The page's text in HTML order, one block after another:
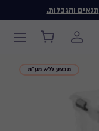
תנאים והגבלות.
מבצע ללא מע"מ